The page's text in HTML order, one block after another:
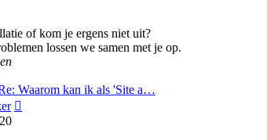
of kom je ergens niet uit?
lossen we samen met je op.
Waarom kan ik als 'Site a…